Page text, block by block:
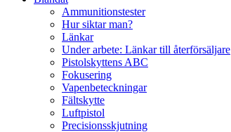
Ammunitionstester
Hur siktar man?
Länkar
Under arbete: Länkar till återförsäljare
Pistolskyttens ABC
Fokusering
Vapenbeteckningar
Fältskytte
Luftpistol
Precisionsskjutning